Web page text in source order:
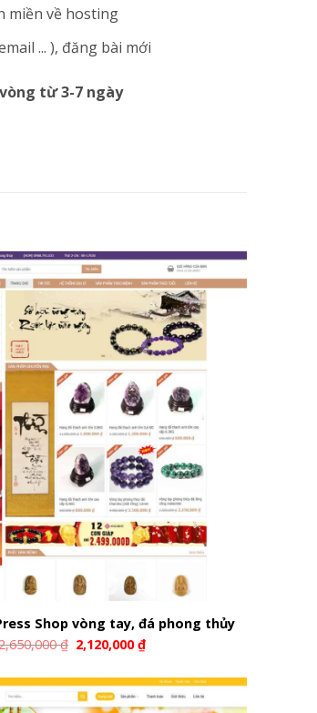
miền về hosting
... ), đăng bài mới
từ 3-7 ngày
Shop vòng tay, đá phong thủy
₫ 2,120,000₫